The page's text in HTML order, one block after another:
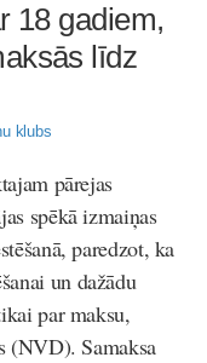
18 gadiem,
līdz
klubs
pārejas
spēkā izmaiņas
paredzot, ka
un dažādu
par maksu,
(NVD). Samaksa